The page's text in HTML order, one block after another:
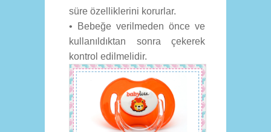
süre özelliklerini korurlar.
• Bebeğe verilmeden önce ve
kullanıldıktan sonra çekerek
kontrol edilmelidir.